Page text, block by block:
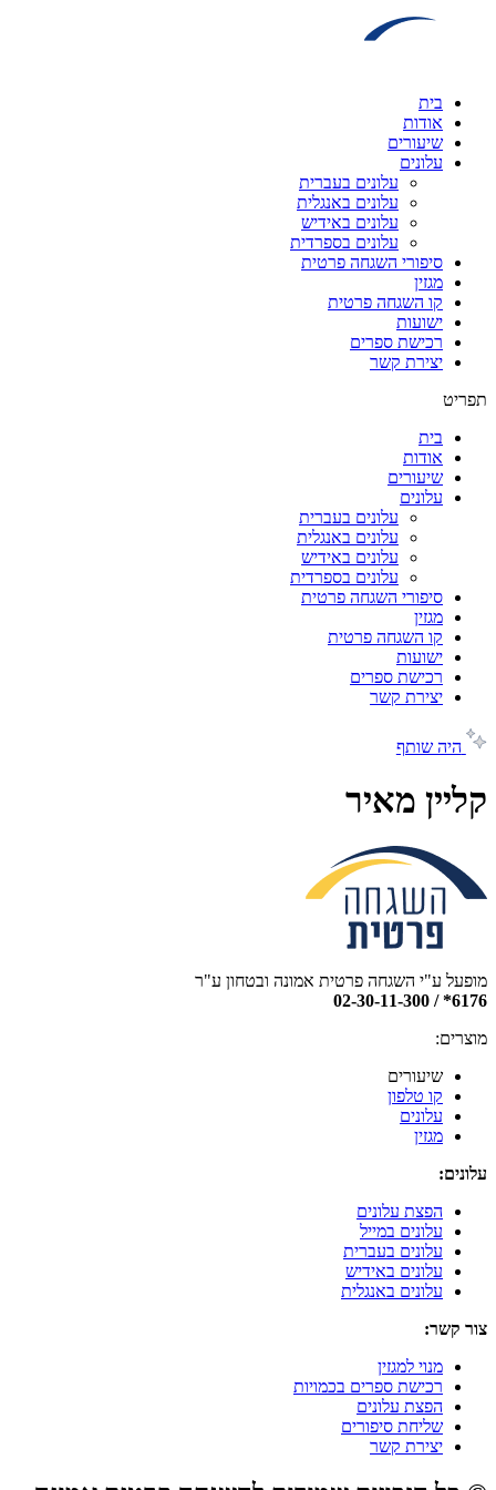
בית
אודות
שיעורים
עלונים
עלונים בעברית
עלונים באנגלית
עלונים באידיש
עלונים בספרדית
סיפורי השגחה פרטית
מגזין
קו השגחה פרטית
ישועות
רכישת ספרים
יצירת קשר
תפריט
בית
אודות
שיעורים
עלונים
עלונים בעברית
עלונים באנגלית
עלונים באידיש
עלונים בספרדית
סיפורי השגחה פרטית
מגזין
קו השגחה פרטית
ישועות
רכישת ספרים
יצירת קשר
היה שותף
קליין מאיר
מופעל ע"י השגחה פרטית אמונה ובטחון ע"ר
6176* / 02-30-11-300
מוצרים:
שיעורים
קו טלפון
עלונים
מגזין
עלונים:
הפצת עלונים
עלונים במייל
עלונים בעברית
עלונים באידיש
עלונים באנגלית
צור קשר:
מנוי למגזין
רכישת ספרים בכמויות
הפצת עלונים
שליחת סיפורים
יצירת קשר